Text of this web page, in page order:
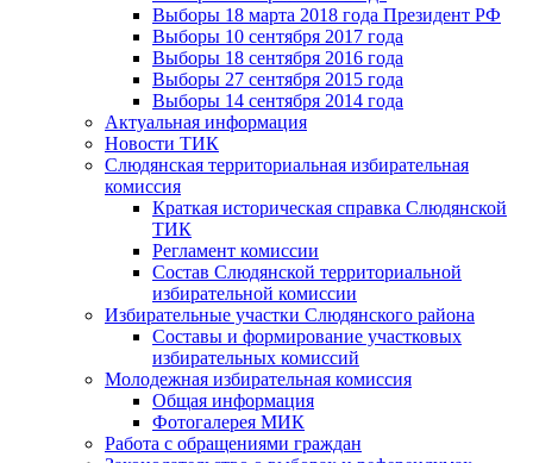
Выборы 18 марта 2018 года Президент РФ
Выборы 10 сентября 2017 года
Выборы 18 сентября 2016 года
Выборы 27 сентября 2015 года
Выборы 14 сентября 2014 года
Актуальная информация
Новости ТИК
Слюдянская территориальная избирательная
комиссия
Краткая историческая справка Слюдянской
ТИК
Регламент комиссии
Состав Слюдянской территориальной
избирательной комиссии
Избирательные участки Слюдянского района
Составы и формирование участковых
избирательных комиссий
Молодежная избирательная комиссия
Общая информация
Фотогалерея МИК
Работа с обращениями граждан